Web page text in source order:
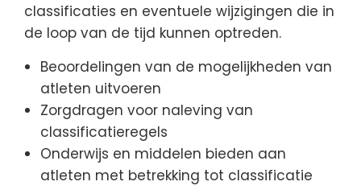
classificaties en eventuele wijzigingen die in
de loop van de tijd kunnen optreden.
Beoordelingen van de mogelijkheden van
atleten uitvoeren
Zorgdragen voor naleving van
classificatieregels
Onderwijs en middelen bieden aan
atleten met betrekking tot classificatie